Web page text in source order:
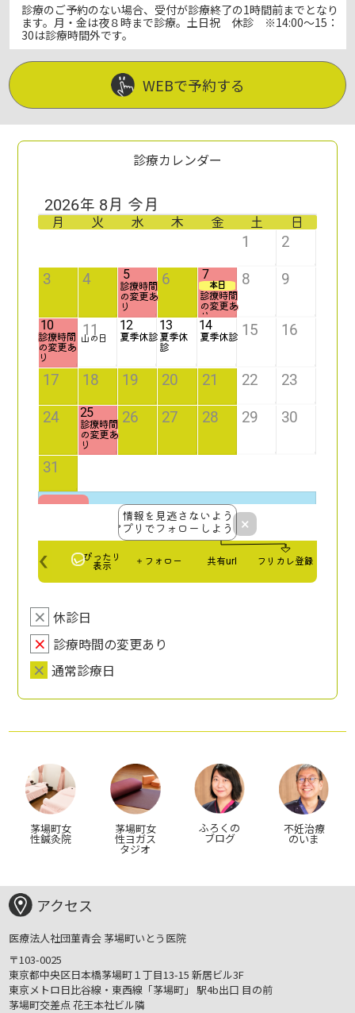
診療のご予約のない場合、受付が診療終了の1時間前までとなり
ます。月・金は夜８時まで診療。土日祝 休診 ※14:00～15：
30は診療時間外です。
WEBで予約する
診療カレンダー
× 休診日
× 診療時間の変更あり
× 通常診療日
茅場町女
性鍼灸院
茅場町女
性ヨガス
タジオ
ふろくの
ブログ
不妊治療
のいま
アクセス
医療法人社団菫青会 茅場町いとう医院
〒103-0025
東京都中央区日本橋茅場町１丁目13-15 新居ビル3F
東京メトロ日比谷線・東西線「茅場町」 駅4b出口 目の前
茅場町交差点 花王本社ビル隣